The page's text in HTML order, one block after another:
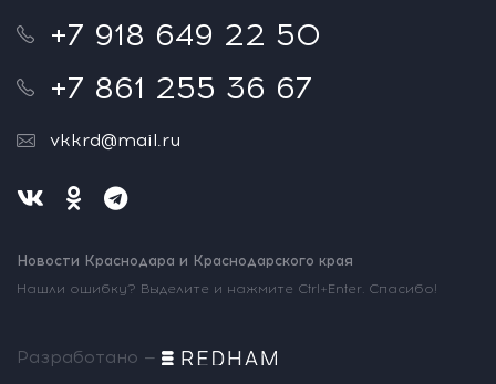
+7 918 649 22 50
+7 861 255 36 67
vkkrd@mail.ru
Новости Краснодара и Краснодарского края
Нашли ошибку? Выделите и нажмите Ctrl+Enter. Спасибо!
Разработано —